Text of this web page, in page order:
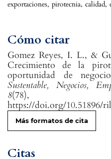
exportaciones, pirotecnia, calidad,
Cómo citar
Gomez Reyes, I. L., &
Crecimiento de la
oportunidad de
Sustentable, Negocios,
8(78),
https://doi.org/10.51896/
Más formatos de cita
Citas